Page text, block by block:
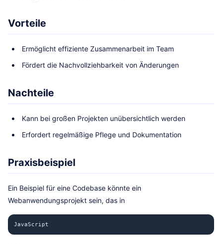
Vorteile
Ermöglicht effiziente Zusammenarbeit im Team
Fördert die Nachvollziehbarkeit von Änderungen
Nachteile
Kann bei großen Projekten unübersichtlich werden
Erfordert regelmäßige Pflege und Dokumentation
Praxisbeispiel
Ein Beispiel für eine Codebase könnte ein
Webanwendungsprojekt sein, das in
JavaScript